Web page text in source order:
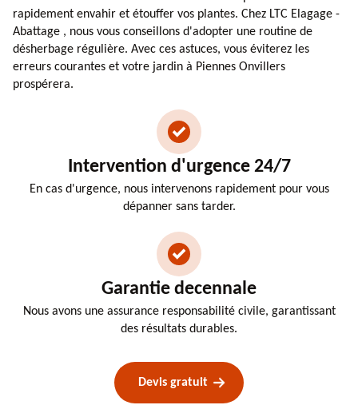
rapidement envahir et étouffer vos plantes. Chez LTC Elagage -
Abattage , nous vous conseillons d'adopter une routine de
désherbage régulière. Avec ces astuces, vous éviterez les
erreurs courantes et votre jardin à Piennes Onvillers
prospérera.
Intervention d'urgence 24/7
En cas d'urgence, nous intervenons rapidement pour vous
dépanner sans tarder.
Garantie decennale
Nous avons une assurance responsabilité civile, garantissant
des résultats durables.
Devis gratuit